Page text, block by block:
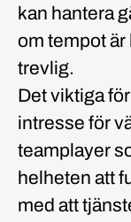
kan hantera
om tempot är
trevlig.
Det viktiga
intresse för
teamplayer
helheten att
med att